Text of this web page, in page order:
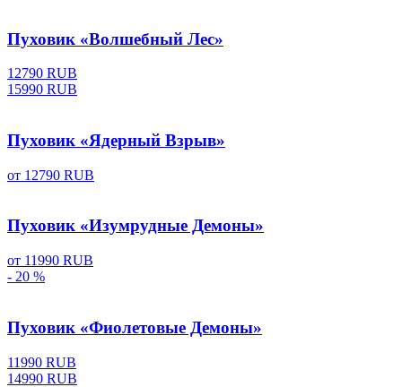
Пуховик «Волшебный Лес»
12790 RUB
15990 RUB
Пуховик «Ядерный Взрыв»
от 12790 RUB
Пуховик «Изумрудные Демоны»
от 11990 RUB
- 20 %
Пуховик «Фиолетовые Демоны»
11990 RUB
14990 RUB